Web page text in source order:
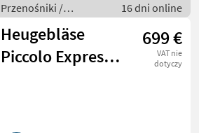
Przenośniki /
Przenośniki
dmuchawe
16 dni online
Heugebläse
Piccolo Express
699 €
VAT nie
dotyczy